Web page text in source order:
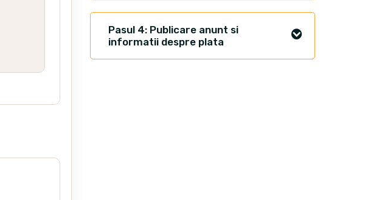
Pasul 4: Publicare anunt si
informatii despre plata